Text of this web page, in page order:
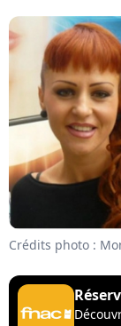
Crédits photo :